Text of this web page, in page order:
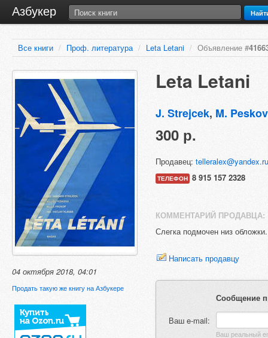
Азбукер
Все книги / Проф. литература / Leta Letani / Объявление #
04 октября 2018, 04:01
Продать такую же книгу на Азбукере
Leta Letani
J. Strejcek, M.
300 р.
Продавец: telleralex@yandex.ru
ТЕЛЕФОН 8 915 157 2328
КОММЕНТАРИЙ ПРОДАВЦА:
Слегка подмочен низ
Написать продавцу
Сообщение
Ваш e-mail: